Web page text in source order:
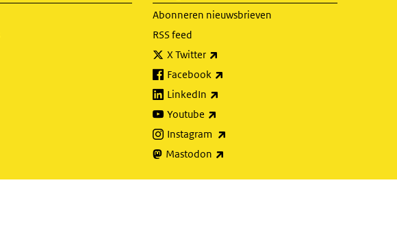
Abonneren nieuwsbrieven
RSS feed
X Twitter
Facebook
LinkedIn
Youtube
Instagram
Mastodon